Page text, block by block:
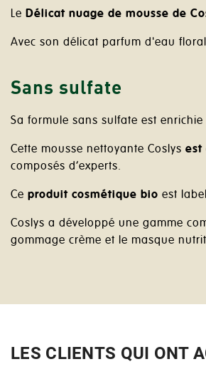
Le Délicat nuage de mousse de
Avec son délicat parfum d'eau
Sans sulfate
Sa formule sans sulfate est
Cette mousse nettoyante Coslys est
composés d’experts.
Ce produit cosmétique bio est
Coslys a développé une gamme
gommage crème et le masque
LES CLIENTS QUI ONT